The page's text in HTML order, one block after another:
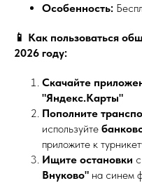
Особенность:
📱 Как пользоваться
2026 году:
Скачайте
"Яндекс.Карты"
Пополните
используйте
приложите к
Ищите остановки
Внуково" на синем